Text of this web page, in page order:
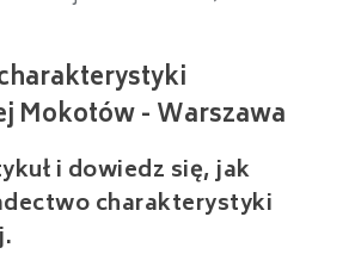
i dowiedz się, jak
charakterystyki